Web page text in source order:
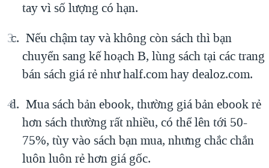
tay vì số lượng có hạn.
Nếu chậm tay và không còn sách thì bạn
chuyển sang kế hoạch B, lùng sách tại các trang
bán sách giá rẻ như half.com hay dealoz.com.
Mua sách bản ebook, thường giá bản ebook rẻ
hơn sách thường rất nhiều, có thể lên tới 50-
75%, tùy vào sách bạn mua, nhưng chắc chắn
luôn luôn rẻ hơn giá gốc.